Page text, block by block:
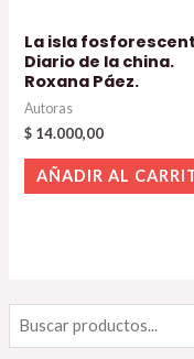
La isla
Diario de la china.
Roxana Páez.
Autoras
$ 14.000,00
AÑADIR AL